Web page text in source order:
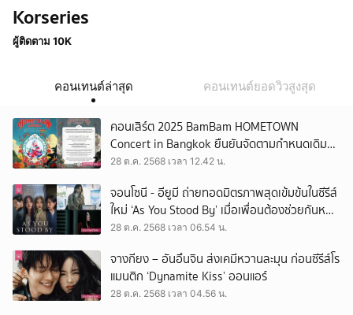
Korseries
ผู้ติดตาม 10K
คอนเทนต์ล่าสุด คอนเทนต์ยอดวิวสูงสุด
คอนเสิร์ต 2025 BamBam HOMETOWN
Concert in Bangkok ยืนยันจัดตามกำหนดเดิม
เชิญชวนแฟนคลับแต่งกายสุภาพ ร่วมบรรยากาศ
28 ต.ค. 2568 เวลา 12.42 น.
จอนโซนี - อียูมี ถ่ายทอดมิตรภาพสุดเข้มข้นในซีรีส์
ใหม่ ‘As You Stood By’ เมื่อเพื่อนต้องช่วยกันหนี
จากความรุนแรง
28 ต.ค. 2568 เวลา 06.54 น.
จางกียง – อันอึนจิน ส่งเคมีหวานละมุน ก่อนซีรีส์โร
แมนติก ‘Dynamite Kiss’ ออนแอร์
28 ต.ค. 2568 เวลา 04.56 น.